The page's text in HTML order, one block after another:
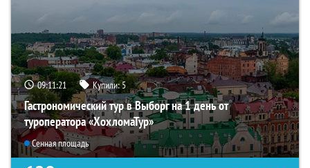
09:11:20 Купили:5
Гастрономический тур в Выборг на 1 день от
туроператора «ХохломаТур»
Сенная площадь